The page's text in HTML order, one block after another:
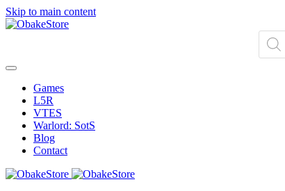
Skip to main content
de
Games
L5R
VTES
Warlord: SotS
Blog
Contact